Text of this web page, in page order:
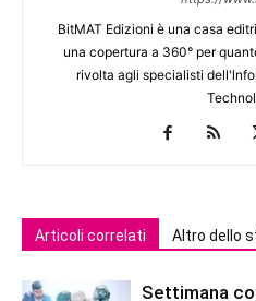
BitMAT Edizioni è una casa
una copertura a 360° per
rivolta agli specialisti
Articoli correlati Altro dello
Settimana